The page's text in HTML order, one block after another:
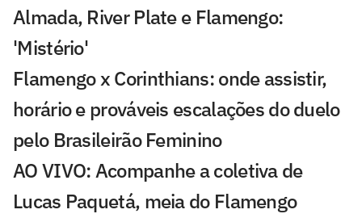
Almada, River Plate e Flamengo:
'Mistério'
Flamengo x Corinthians: onde assistir,
horário e prováveis escalações do duelo
pelo Brasileirão Feminino
AO VIVO: Acompanhe a coletiva de
Lucas Paquetá, meia do Flamengo